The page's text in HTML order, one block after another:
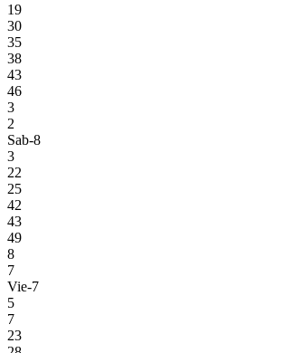
19
30
35
38
43
46
3
2
Sab-8
3
22
25
42
43
49
8
7
Vie-7
5
7
23